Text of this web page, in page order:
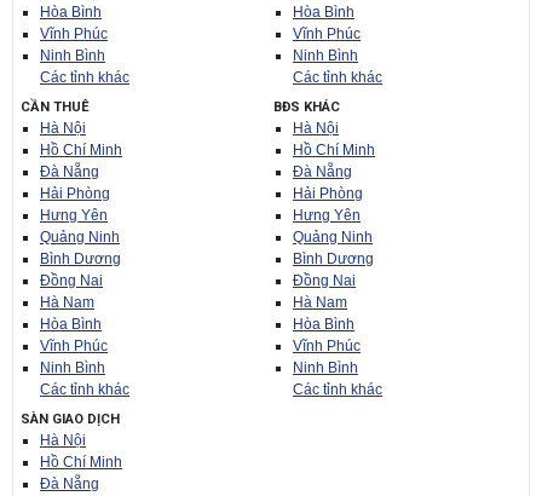
Hòa Bình
Vĩnh Phúc
Ninh Bình
Các tỉnh khác
Hòa Bình
Vĩnh Phúc
Ninh Bình
Các tỉnh khác
CẦN THUÊ
Hà Nội
Hồ Chí Minh
Đà Nẵng
Hải Phòng
Hưng Yên
Quảng Ninh
Bình Dương
Đồng Nai
Hà Nam
Hòa Bình
Vĩnh Phúc
Ninh Bình
Các tỉnh khác
BĐS KHÁC
Hà Nội
Hồ Chí Minh
Đà Nẵng
Hải Phòng
Hưng Yên
Quảng Ninh
Bình Dương
Đồng Nai
Hà Nam
Hòa Bình
Vĩnh Phúc
Ninh Bình
Các tỉnh khác
SÀN GIAO DỊCH
Hà Nội
Hồ Chí Minh
Đà Nẵng